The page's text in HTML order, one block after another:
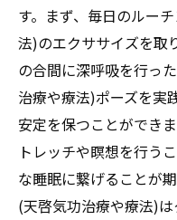
身体的健康を
療や療法)の
スピリチュア
啓気功治療や
心身の健康を
や療法)とス
統合的アプロ
す。まず、毎日のルー
法)のエクササイズを取
の合間に深呼吸を行っ
治療や療法)ポーズを実
安定を保つことができ
トレッチや瞑想を行う
な睡眠に繋げることが
(天啓気功治療や療法)